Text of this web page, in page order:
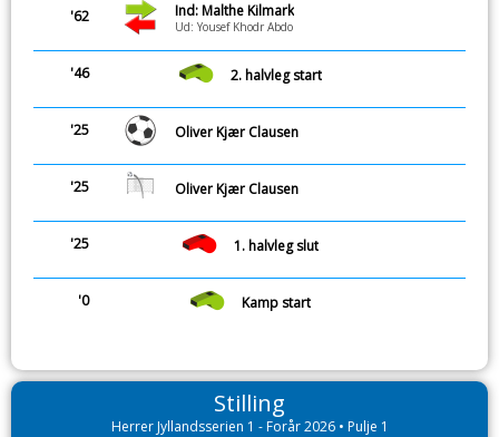
'62 Ind: Malthe Kilmark
Ud: Yousef Khodr Abdo
'46 2. halvleg start
'25 Oliver Kjær Clausen
'25 Oliver Kjær Clausen
'25 1. halvleg slut
'0 Kamp start
Stilling
Herrer Jyllandsserien 1 - Forår 2026 • Pulje 1